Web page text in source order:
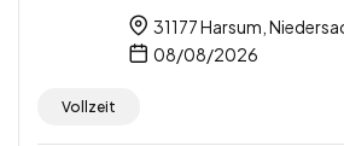
31177 Harsum,
08/08/2026
Vollzeit